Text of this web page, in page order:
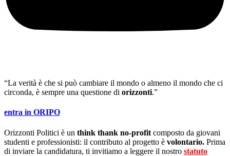
“La verità è che si può cambiare il mondo o almeno il mondo che ci
circonda, è sempre una questione di orizzonti.”
entra in ORIPO
Orizzonti Politici è un think thank no-profit composto da giovani
studenti e professionisti: il contributo al progetto è volontario. Prima
di inviare la candidatura, ti invitiamo a leggere il nostro statuto